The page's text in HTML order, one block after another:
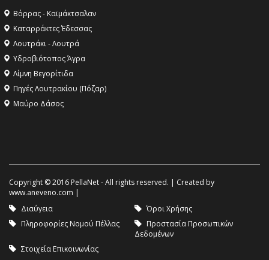
Βόρρας - Καϊμάκτσαλαν
Καταρράκτες Έδεσσας
Λουτράκι - Λουτρά
Υδροβιότοπος Άγρα
Λίμνη Βεγορίτιδα
Πηγές Λουτρακίου (Πόζαρ)
Μαύρο Δάσος
Copyright © 2016 PellaNet - All rights reserved. | Created by
www.aneveno.com |
Διαύγεια
Όροι Χρήσης
Πληροφορίες Νομού Πέλλας
Προστασία Προσωπικών
Δεδομένων
Στοιχεία Επικοινωνίας